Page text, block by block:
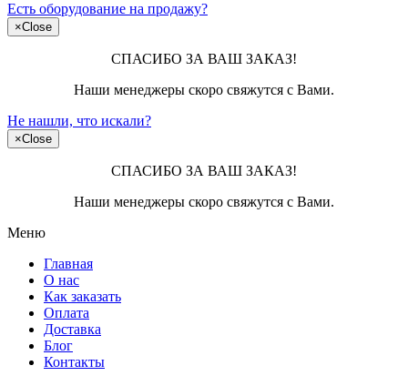
Есть оборудование на продажу?
×Close
СПАСИБО ЗА ВАШ ЗАКАЗ!
Наши менеджеры скоро свяжутся с Вами.
Не нашли, что искали?
×Close
СПАСИБО ЗА ВАШ ЗАКАЗ!
Наши менеджеры скоро свяжутся с Вами.
Меню
Главная
О нас
Как заказать
Оплата
Доставка
Блог
Контакты